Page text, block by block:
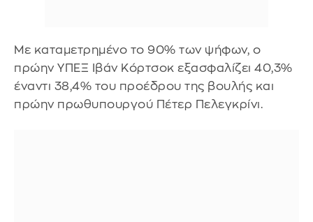
Με καταμετρημένο το 90% των ψήφων, ο
πρώην ΥΠΕΞ Ιβάν Κόρτσοκ εξασφαλίζει 40,3%
έναντι 38,4% του προέδρου της βουλής και
πρώην πρωθυπουργού Πέτερ Πελεγκρίνι.